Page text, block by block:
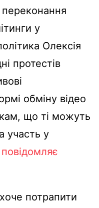
у
Олексія
протестів
обміну відео
що ті можуть
участь у
повідомляє
потрапити